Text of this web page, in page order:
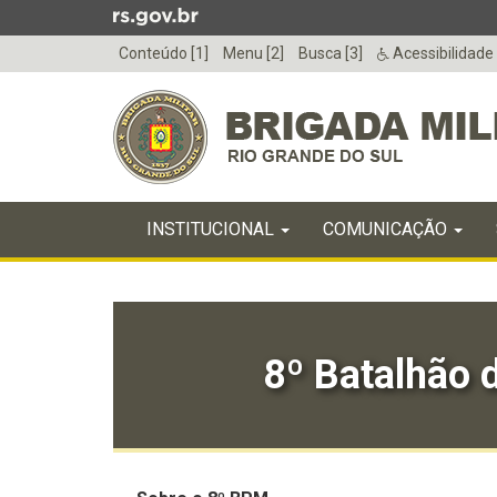
para
menu
Conteúdo [1] Menu [2] Busca [3] Acessibilidade
do
menu
INICIAL
INSTITUCIONAL COMUNICAÇÃO
8º Batalhão